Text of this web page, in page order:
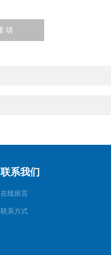
联系我们
在线留言
联系方式